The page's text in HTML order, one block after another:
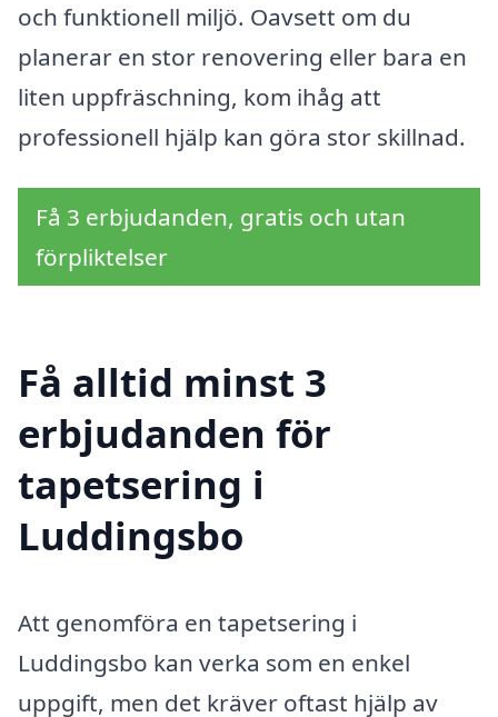
och funktionell miljö. Oavsett om du
planerar en stor renovering eller bara en
liten uppfräschning, kom ihåg att
professionell hjälp kan göra stor skillnad.
Få 3 erbjudanden, gratis och utan
förpliktelser
Få alltid minst 3
erbjudanden för
tapetsering i
Luddingsbo
Att genomföra en tapetsering i
Luddingsbo kan verka som en enkel
uppgift, men det kräver oftast hjälp av